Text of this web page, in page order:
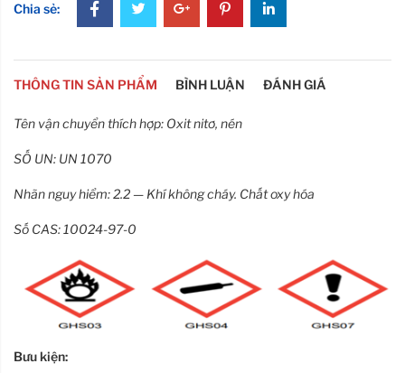
Chia sẻ:
THÔNG TIN SẢN PHẨM BÌNH LUẬN ĐÁNH GIÁ
Tên vận chuyển thích hợp: Oxit nitơ, nén
SỐ UN: UN 1070
Nhãn nguy hiểm: 2.2 — Khí không cháy. Chất oxy hóa
Số CAS: 10024-97-0
Bưu kiện: